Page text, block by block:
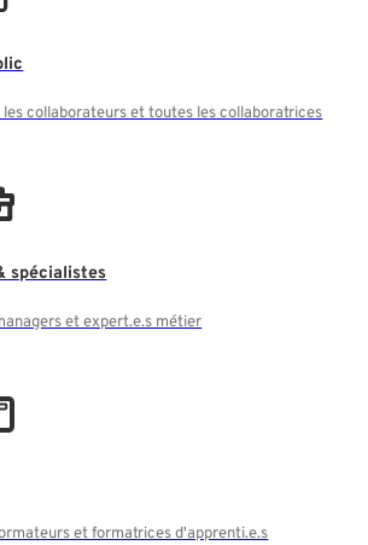
les collaborateurs et toutes les collaboratrices
spécialistes
et expert.e.s métier
et formatrices d'apprenti.e.s